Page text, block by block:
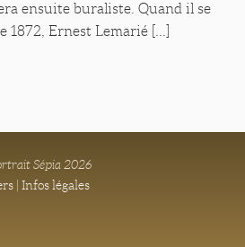
ensuite buraliste. Quand il se
1872, Ernest Lemarié [...]
Sépia 2026
Infos légales